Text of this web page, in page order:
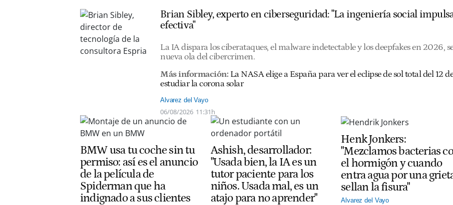
Brian Sibley, experto en ciberseguridad: "La ingeniería social
efectiva"
La IA dispara los ciberataques, el malware indetectable y los deepfakes en 2026,
nueva ola del cibercrimen.
Más información: La NASA elige a España para ver el eclipse de sol total del 12
estudiar la corona solar
Alvarez del Vayo
06/08/2026 11:31h
BMW usa tu coche sin tu
permiso: así es el anuncio
de la película de
Spiderman que ha
indignado a sus clientes
Ashish, desarrollador:
"Usada bien, la IA es un
tutor paciente para los
niños. Usada mal, es un
atajo para no aprender"
Henk Jonkers:
"Mezclamos bacterias
el hormigón y cuando
entra agua por una
sellan la fisura"
Alvarez del Vayo